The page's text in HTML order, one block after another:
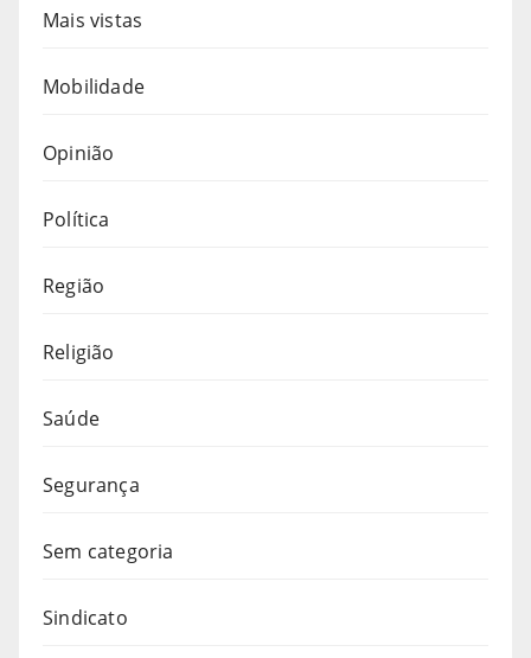
Mais vistas
Mobilidade
Opinião
Política
Região
Religião
Saúde
Segurança
Sem categoria
Sindicato